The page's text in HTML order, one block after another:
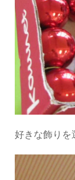
好きな飾り